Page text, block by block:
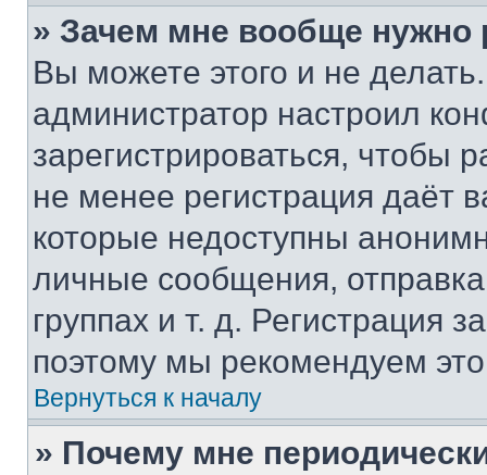
» Зачем мне вообще нужно
Вы можете этого и не
администратор настроил
зарегистрироваться, чтобы
не менее регистрация даёт
которые недоступны
личные сообщения,
группах и т. д. Регистрация
поэтому мы рекомендуем
Вернуться к началу
» Почему мне